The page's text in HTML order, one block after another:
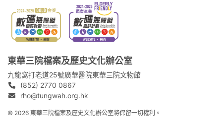
東華三院檔案及歷史文化辦公室
九龍窩打老道25號廣華醫院東華三院文物館
(852) 2770 0867
rho@tungwah.org.hk
© 2026 東華三院檔案及歷史文化辦公室將保留一切權利。